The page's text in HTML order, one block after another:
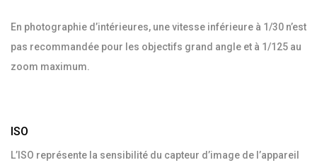
En photographie d’intérieures, une vitesse inférieure à 1/30 n’est
pas recommandée pour les objectifs grand angle et à 1/125 au
zoom maximum.
ISO
L’ISO représente la sensibilité du capteur d’image de l’appareil